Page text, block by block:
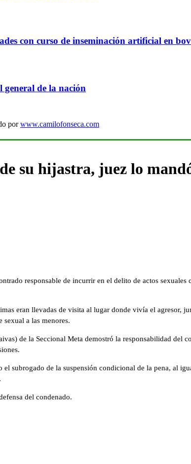
con curso de inseminación artificial en
general de la nación
porwww.camilofonseca.com
su hijastra, juez lo
responsable de incurrir en el delito de actos
eran llevadas de visita al lugar donde vivía el agresor,
a las menores.
de la Seccional Meta demostró la responsabilidad del
subrogado de la suspensión condicional de la pena, al
del condenado.